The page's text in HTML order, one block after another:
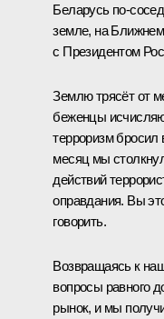
Беларусь
земле, на
с Президентом
Землю трясёт от
беженцы
терроризм бросил
месяц мы
действий
оправдания. Вы
говорить.
Возвращаясь к
вопросы равного
рынок, и мы